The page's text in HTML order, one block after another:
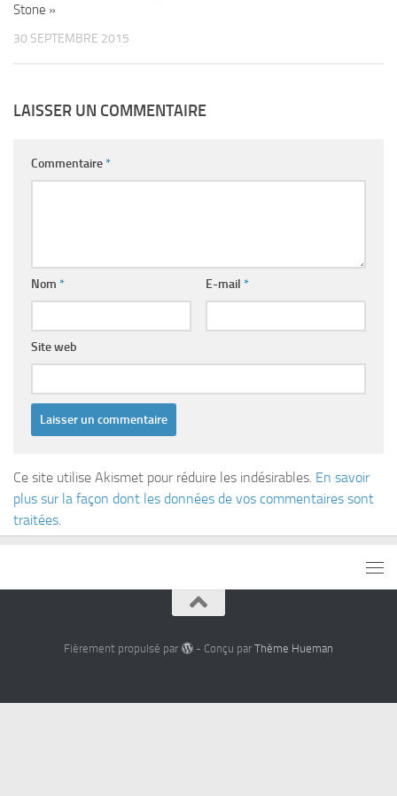
Stone »
30 SEPTEMBRE 2015
LAISSER UN COMMENTAIRE
Commentaire*
Nom * E-mail *
Site web
Ce site utilise Akismet pour réduire les indésirables. En savoir
plus sur la façon dont les données de vos commentaires sont
traitées
Fièrement propulsé par - Conçu par Thème Hueman